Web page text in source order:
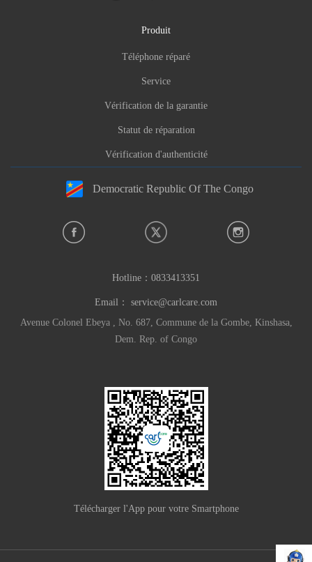
Produit
Téléphone réparé
Service
Vérification de la garantie
Statut de réparation
Vérification d'authenticité
Democratic Republic Of The Congo
Hotline： 0833413351
Email： service@carlcare.com
Avenue Colonel Ebeya , No. 687, Commune de la Gombe, Kinshasa,
Dem. Rep. of Congo
Télécharger l'App pour votre Smartphone